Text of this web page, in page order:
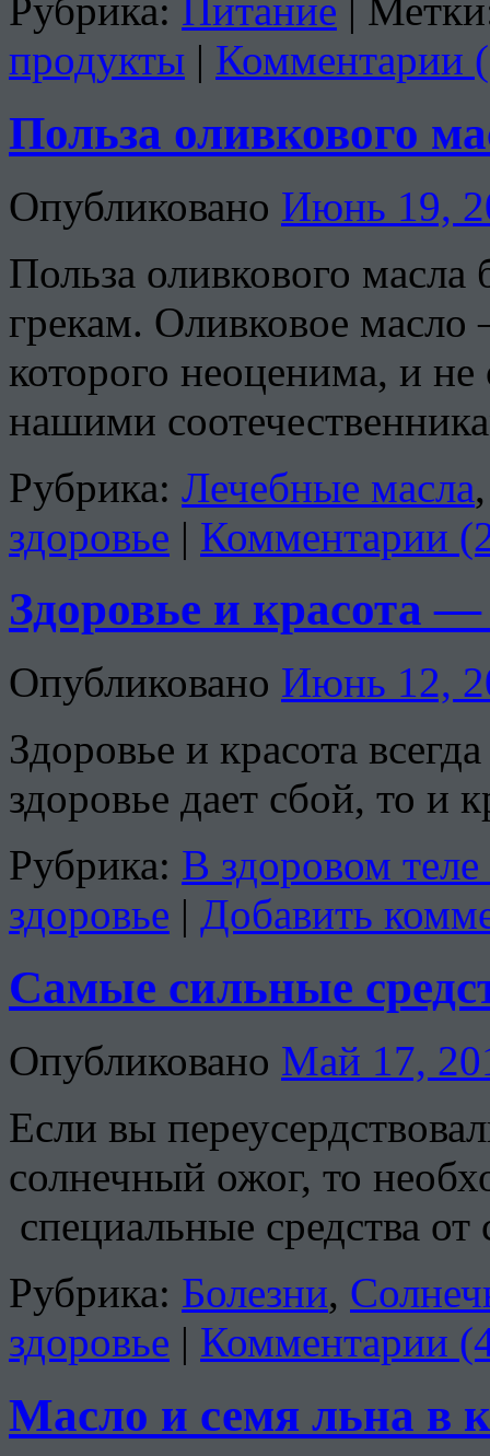
Рубрика: Питание
продукты | Комментарии
Польза оливкового
Опубликовано Июнь 19,
Польза оливкового
грекам. Оливковое
которого неоценима, и
нашими
Рубрика: Лечебные масла
здоровье | Комментарии
Здоровье и красота
Опубликовано Июнь 12,
Здоровье и красота
здоровье дает сбой, то и
Рубрика: В здоровом
здоровье | Добавить
Самые сильные
Опубликовано Май 17,
Если вы
солнечный ожог, то
специальные средства
Рубрика: Болезни,
здоровье | Комментарии
Масло и семя льна в